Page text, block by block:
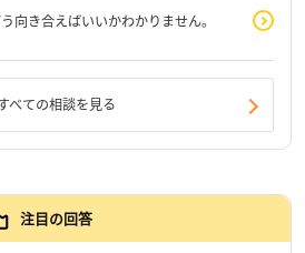
向き合えばいいかわかりません。
べての相談を見る
注目の回答